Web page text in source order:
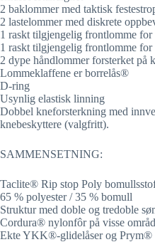
2 baklommer med taktisk
2 lastelommer med diskrete
1 raskt tilgjengelig frontlomme
1 raskt tilgjengelig frontlomme
2 dype håndlommer forsterket på
Lommeklaffene er borrelås®
D-ring
Usynlig elastisk linning
Dobbel kneforsterkning med
knebeskyttere (valgfritt).
SAMMENSETNING:
Taclite® Rip stop Poly
65 % polyester / 35 % bomull
Struktur med doble og tredoble
Cordura® nylonfôr på visse
Ekte YKK®-glidelåser og Prym®